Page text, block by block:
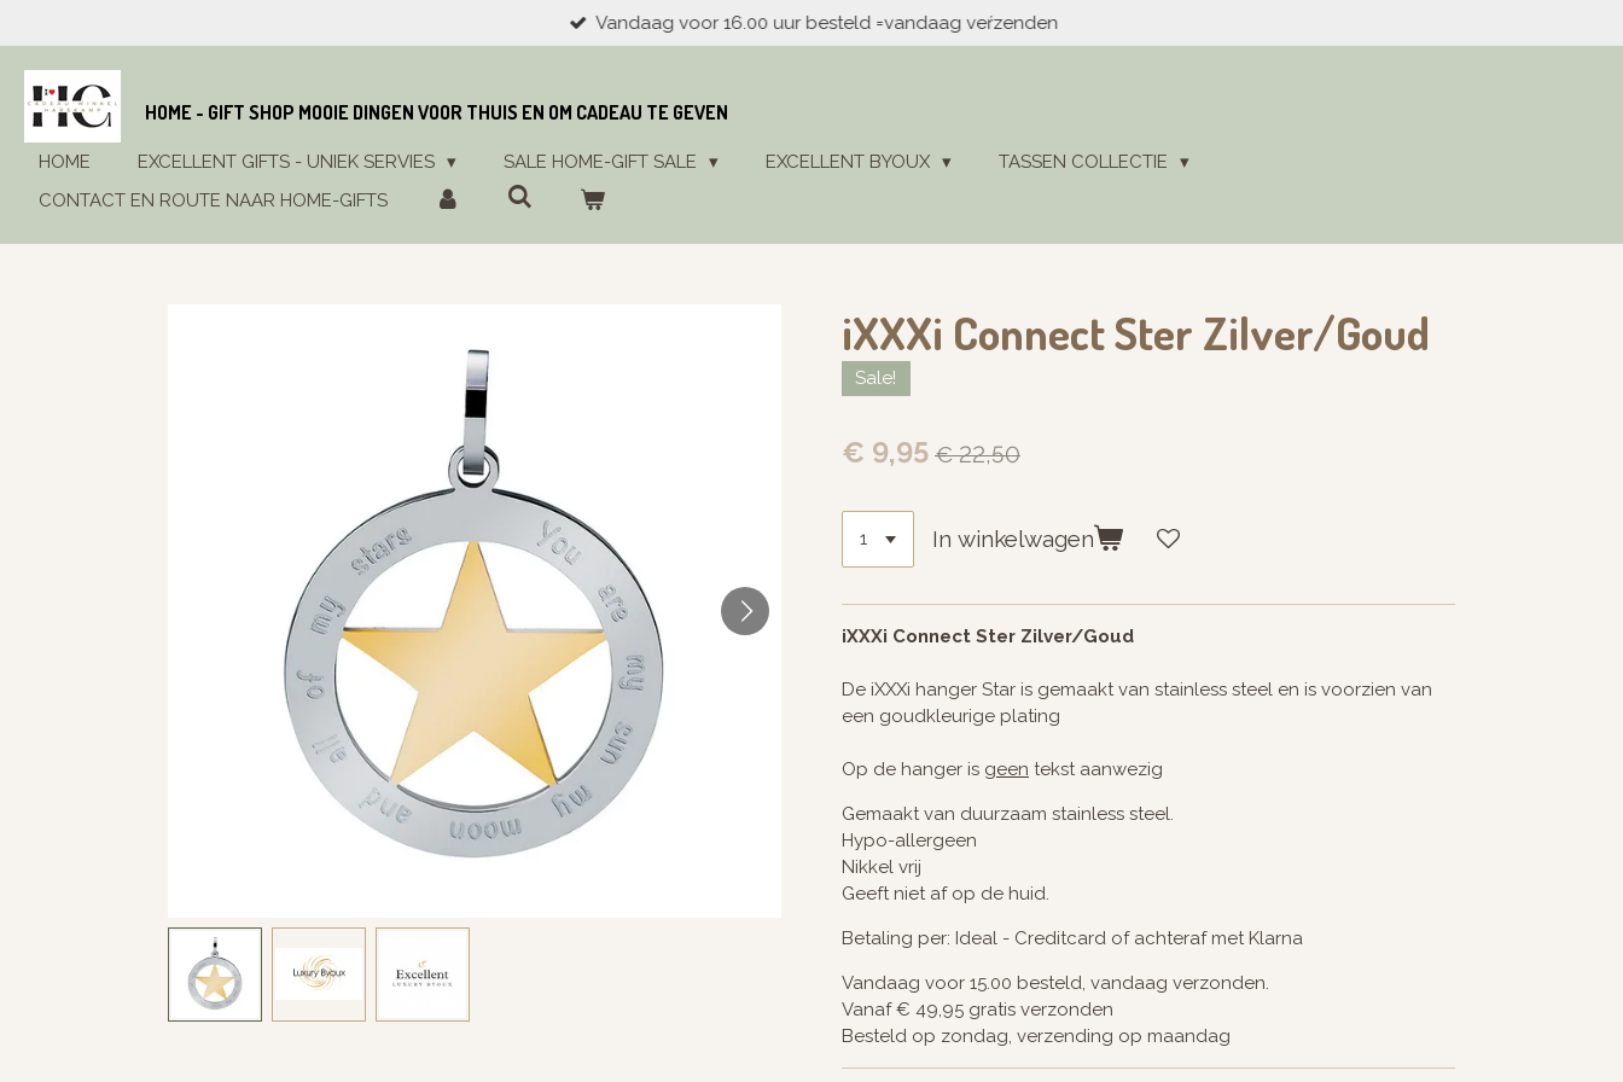
direct
naar
de
hoofdinhoud
Vandaag voor 16.00 uur besteld =vandaag veŕzenden
HOME - GIFT SHOP MOOIE DINGEN VOOR THUIS EN OM CADEAU TE GEVEN
HOME EXCELLENT GIFTS - UNIEK SERVIES SALE HOME-GIFT SALE EXCELLENT BYOUX
TASSEN COLLECTIE
CONTACT EN ROUTE NAAR HOME-GIFTS
iXXXi Connect Ster Zilver/Goud
Sale!
€ 9,95 € 22,50
In winkelwagen
iXXXi Connect Ster Zilver/Goud
De iXXXi hanger Star is gemaakt van stainless steel en is voorzien van
een goudkleurige plating
Op de hanger is geen tekst aanwezig
Gemaakt van duurzaam stainless steel.
Hypo-allergeen
Nikkel vrij
Geeft niet af op de huid.
Betaling per: Ideal - Creditcard of achteraf met Klarna
Vandaag voor 15.00 besteld, vandaag verzonden.
Vanaf € 49,95 gratis verzonden
Besteld op zondag, verzending op maandag